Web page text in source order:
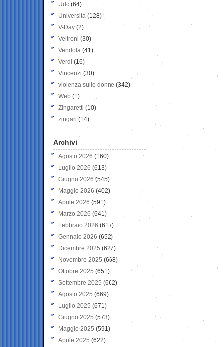
Udc (64)
Università (128)
V-Day (2)
Veltroni (30)
Vendola (41)
Verdi (16)
Vincenzi (30)
violenza sulle donne (342)
Web (1)
Zingaretti (10)
zingari (14)
Archivi
Agosto 2026 (160)
Luglio 2026 (613)
Giugno 2026 (545)
Maggio 2026 (402)
Aprile 2026 (591)
Marzo 2026 (641)
Febbraio 2026 (617)
Gennaio 2026 (652)
Dicembre 2025 (627)
Novembre 2025 (668)
Ottobre 2025 (651)
Settembre 2025 (662)
Agosto 2025 (669)
Luglio 2025 (671)
Giugno 2025 (573)
Maggio 2025 (591)
Aprile 2025 (622)